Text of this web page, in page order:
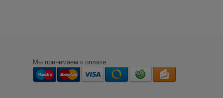
Мы принимаем к оплате: